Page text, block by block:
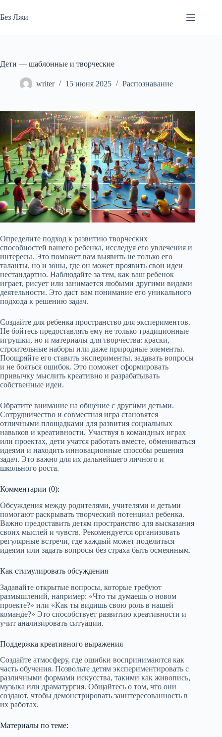
к
сути
Без Лжи
Дети — шаблонные и творческие
writer 15 июня 2025 Распознавание
Определите подход к развитию творческих
способностей вашего ребенка, исследуя его увлечения и
интересы. Это поможет вам выявить не только его
таланты, но и зоны, где он может проявить свои идеи
нестандартно. Наблюдайте за тем, как ваш ребенок
играет, рисует или занимается любыми другими видами
деятельности. Это даст вам понимание его уникального
подхода к решению задач.
Создайте для ребенка пространство для экспериментов.
Не бойтесь предоставлять ему не только традиционные
игрушки, но и материалы для творчества: краски,
строительные наборы или даже природные элементы.
Поощряйте его ставить эксперименты, задавать вопросы
и не бояться ошибок. Это поможет сформировать
привычку мыслить креативно и разрабатывать
собственные идеи.
Обратите внимание на общение с другими детьми.
Сотрудничество и совместная игра становятся
отличными площадками для развития социальных
навыков и креативности. Участвуя в командных играх
или проектах, дети учатся работать вместе, обмениваться
идеями и находить инновационные способы решения
задач. Это важно для их дальнейшего личного и
школьного роста.
Комментарии (0):
Обсуждения между родителями, учителями и детьми
помогают раскрывать творческий потенциал ребенка.
Важно предоставить детям пространство для высказания
своих мыслей и чувств. Рекомендуется организовать
регулярные встречи, где каждый может поделиться
идеями или задать вопросы без страха быть осмеянным.
Как стимулировать обсуждения
Задавайте открытые вопросы, которые требуют
размышлений, например: «Что ты думаешь о новом
проекте?» или «Как ты видишь свою роль в нашей
команде?» Это способствует развитию креативности и
учит анализировать ситуации.
Поддержка креативного выражения
Создайте атмосферу, где ошибки воспринимаются как
часть обучения. Позвольте детям экспериментировать с
различными формами искусства, такими как живопись,
музыка или драматургия. Общайтесь о том, что они
создают, чтобы демонстрировать заинтересованность в
их работах.
Материалы по теме: